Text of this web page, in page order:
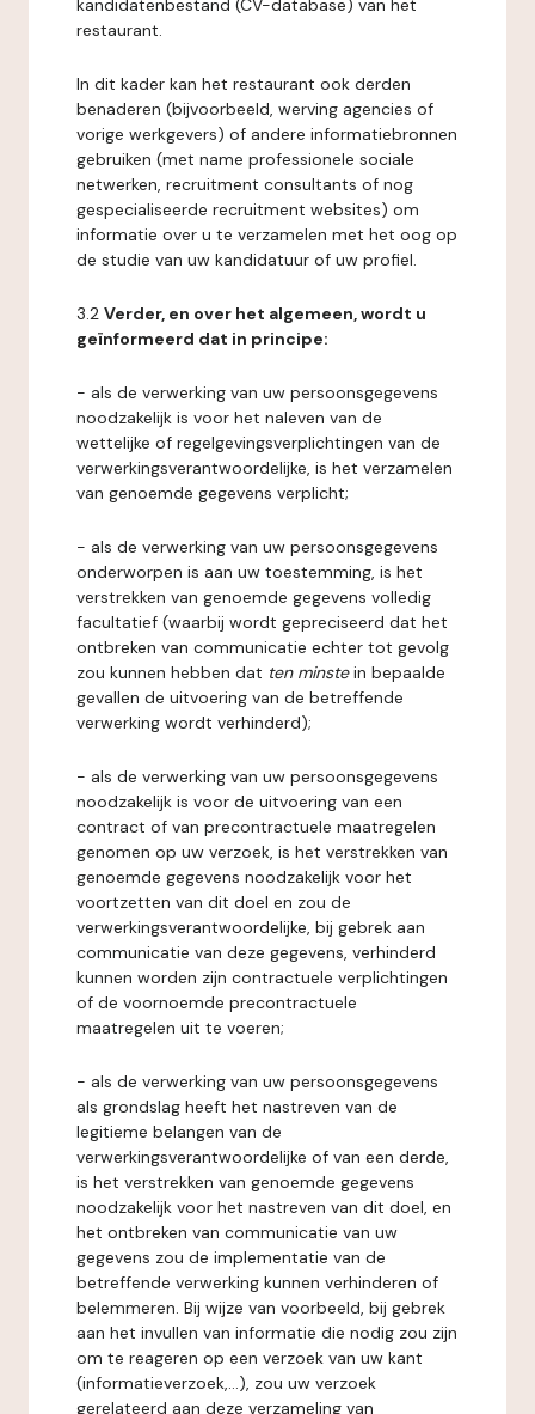
kandidatenbestand (CV-database) van het
restaurant.
In dit kader kan het restaurant ook derden
benaderen (bijvoorbeeld, werving agencies of
vorige werkgevers) of andere informatiebronnen
gebruiken (met name professionele sociale
netwerken, recruitment consultants of nog
gespecialiseerde recruitment websites) om
informatie over u te verzamelen met het oog op
de studie van uw kandidatuur of uw profiel.
3.2 Verder, en over het algemeen, wordt u
geïnformeerd dat in principe:
- als de verwerking van uw persoonsgegevens
noodzakelijk is voor het naleven van de
wettelijke of regelgevingsverplichtingen van de
verwerkingsverantwoordelijke, is het verzamelen
van genoemde gegevens verplicht;
- als de verwerking van uw persoonsgegevens
onderworpen is aan uw toestemming, is het
verstrekken van genoemde gegevens volledig
facultatief (waarbij wordt gepreciseerd dat het
ontbreken van communicatie echter tot gevolg
zou kunnen hebben dat ten minstein bepaalde
gevallen de uitvoering van de betreffende
verwerking wordt verhinderd);
- als de verwerking van uw persoonsgegevens
noodzakelijk is voor de uitvoering van een
contract of van precontractuele maatregelen
genomen op uw verzoek, is het verstrekken van
genoemde gegevens noodzakelijk voor het
voortzetten van dit doel en zou de
verwerkingsverantwoordelijke, bij gebrek aan
communicatie van deze gegevens, verhinderd
kunnen worden zijn contractuele verplichtingen
of de voornoemde precontractuele
maatregelen uit te voeren;
- als de verwerking van uw persoonsgegevens
als grondslag heeft het nastreven van de
legitieme belangen van de
verwerkingsverantwoordelijke of van een derde,
is het verstrekken van genoemde gegevens
noodzakelijk voor het nastreven van dit doel, en
het ontbreken van communicatie van uw
gegevens zou de implementatie van de
betreffende verwerking kunnen verhinderen of
belemmeren. Bij wijze van voorbeeld, bij gebrek
aan het invullen van informatie die nodig zou zijn
om te reageren op een verzoek van uw kant
(informatieverzoek,...), zou uw verzoek
gerelateerd aan deze verzameling van